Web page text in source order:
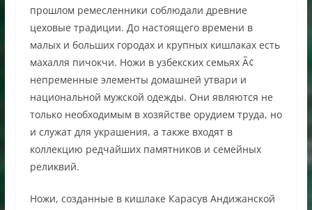
прошлом ремесленники соблюдали древние
цеховые традиции. До настоящего времени в
малых и больших городах и крупных кишлаках есть
махалля пичокчи. Ножи в узбекских семьях Ã¢
непременные элементы домашней утвари и
национальной мужской одежды. Они являются не
только необходимым в хозяйстве орудием труда, но
и служат для украшения, а также входят в
коллекцию редчайших памятников и семейных
реликвий.
Ножи, созданные в кишлаке Карасув Андижанской